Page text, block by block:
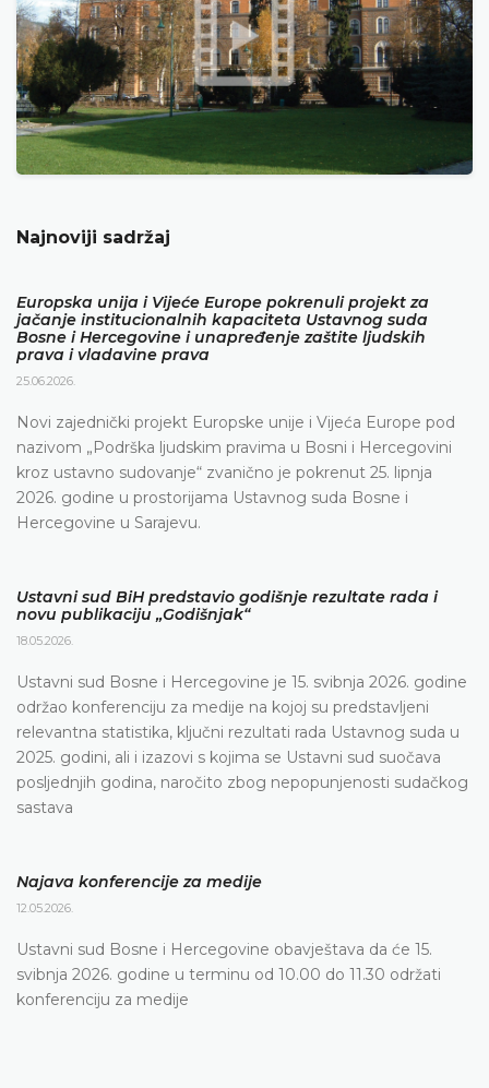
Najnoviji sadržaj
Europska unija i Vijeće Europe pokrenuli projekt za
jačanje institucionalnih kapaciteta Ustavnog suda
Bosne i Hercegovine i unapređenje zaštite ljudskih
prava i vladavine prava
25.06.2026.
Novi zajednički projekt Europske unije i Vijeća Europe pod
nazivom „Podrška ljudskim pravima u Bosni i Hercegovini
kroz ustavno sudovanje“ zvanično je pokrenut 25. lipnja
2026. godine u prostorijama Ustavnog suda Bosne i
Hercegovine u Sarajevu.
Ustavni sud BiH predstavio godišnje rezultate rada i
novu publikaciju „Godišnjak“
18.05.2026.
Ustavni sud Bosne i Hercegovine je 15. svibnja 2026. godine
održao konferenciju za medije na kojoj su predstavljeni
relevantna statistika, ključni rezultati rada Ustavnog suda u
2025. godini, ali i izazovi s kojima se Ustavni sud suočava
posljednjih godina, naročito zbog nepopunjenosti sudačkog
sastava
Najava konferencije za medije
12.05.2026.
Ustavni sud Bosne i Hercegovine obavještava da će 15.
svibnja 2026. godine u terminu od 10.00 do 11.30 održati
konferenciju za medije